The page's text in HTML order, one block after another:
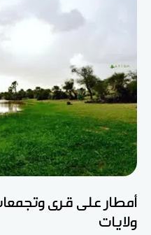
أمطار على قرى
ولايات